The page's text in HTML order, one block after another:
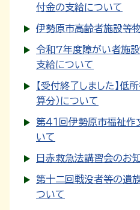
付金の支給について
伊勢原市高齢者施設等
令和7年度障がい者施
支給について
【受付終了しました】低
算分）について
第４１回伊勢原市福祉
いて
日赤救急法講習会のお
第十二回戦没者等の遺
ついて